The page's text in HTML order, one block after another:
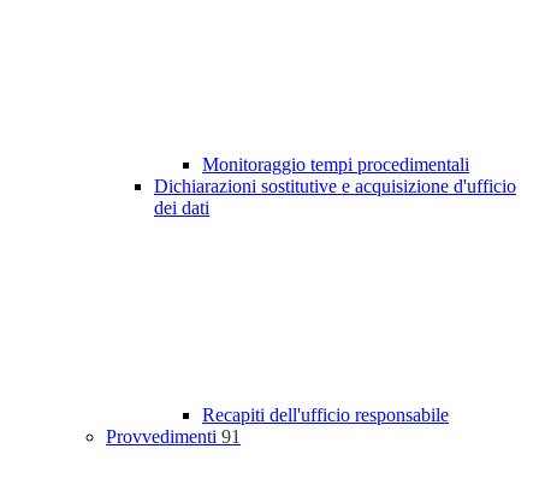
Monitoraggio tempi procedimentali
Dichiarazioni sostitutive e acquisizione d'ufficio
dei dati
Recapiti dell'ufficio responsabile
Provvedimenti 91